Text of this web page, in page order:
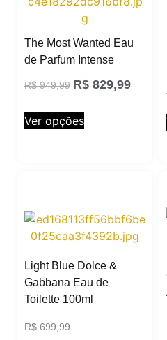
The Most Wanted Eau
de Parfum Intense
R$949,99 R$ 829,99
Ver opções
Light Blue Dolce &
Gabbana Eau de
Toilette 100ml
R$ 699,99